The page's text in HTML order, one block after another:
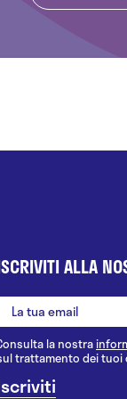
ALLA
la nostra
trattamento dei tuoi